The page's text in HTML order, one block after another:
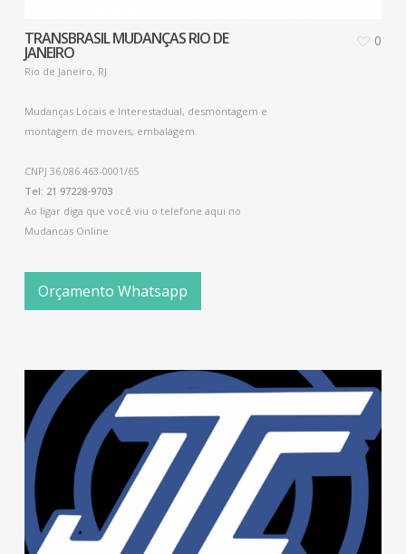
TRANSBRASIL MUDANÇAS RIO DE
JANEIRO
Rio de Janeiro, RJ
Mudanças Locais e Interestadual, desmontagem e
montagem de moveis, embalagem.
CNPJ 36.086.463-0001/65
Tel: 21 97228-9703
Ao ligar diga que você viu o telefone aqui no
Mudancas Online
Orçamento Whatsapp
0